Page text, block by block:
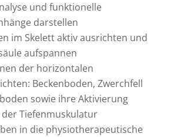
und funktionelle
darstellen
im Skelett aktiv ausrichten und
aufspannen
der horizontalen
Beckenboden, Zwerchfell
sowie ihre Aktivierung
Tiefenmuskulatur
in die physiotherapeutische